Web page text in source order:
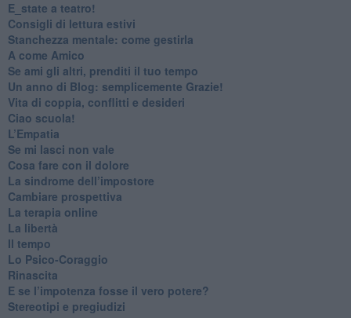
​E_state a teatro!
​Consigli di lettura estivi
​Stanchezza mentale: come gestirla
​A come Amico
​Se ami gli altri, prenditi il tuo tempo
​Un anno di Blog: semplicemente Grazie!
​Vita di coppia, conflitti e desideri
​Ciao scuola!
​L’Empatia
​Se mi lasci non vale
Cosa fare con il dolore
​La sindrome dell’impostore
​Cambiare prospettiva
La terapia online
La libertà
​Il tempo
​Lo Psico-Coraggio
Rinascita
​E se l’impotenza fosse il vero potere?
Stereotipi e pregiudizi